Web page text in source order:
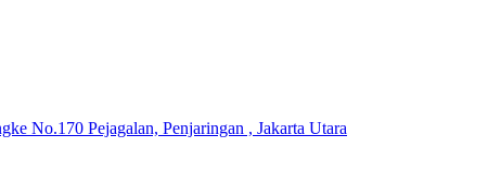
No.170 Pejagalan, Penjaringan , Jakarta Utara